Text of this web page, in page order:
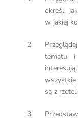
określ,
w jakiej
tematu i
są z